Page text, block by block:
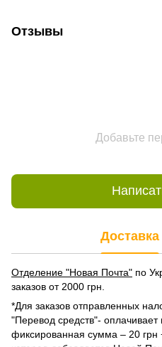
Отзывы
Добавьте
Доставка
Отделение "Новая Почта" по
заказов от 2000 грн.
*Для заказов отправленных
"Перевод средств"- оплачивает
фиксированная сумма – 20 грн